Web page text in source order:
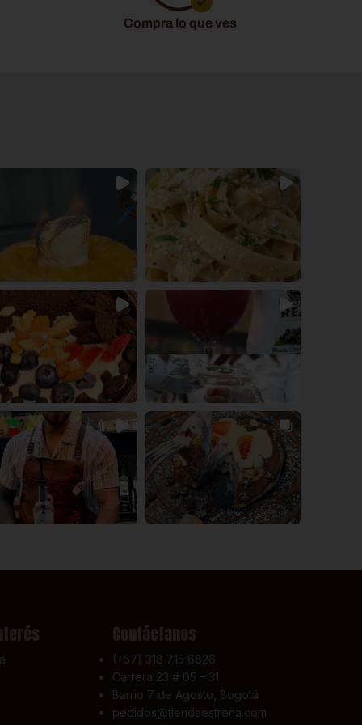
Compra lo que ves
Contáctanos
(+57) 318 715 6826
Carrera 23 # 65 – 31
Barrio 7 de Agosto, Bogotá
pedidos@tiendaestrena.com